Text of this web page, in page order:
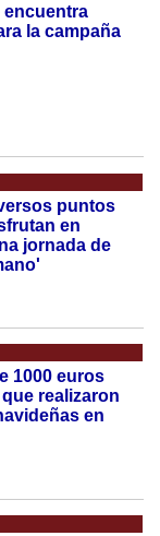
encuentra
la campaña
puntos
en
jornada de
1000 euros
realizaron
en